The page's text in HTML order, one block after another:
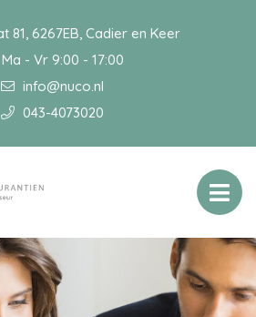
81, 6267EB, Cadier en Keer
Ma - Vr 9:00 - 17:00
info@nuco.nl
043-4073020